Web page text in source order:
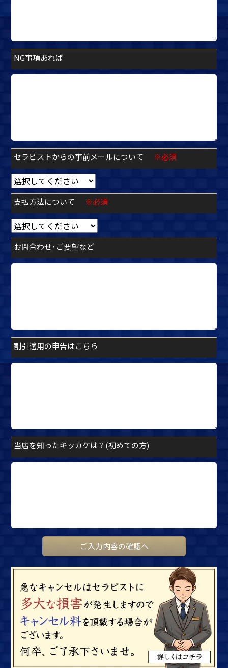
NG事項あれば
セラピストからの事前メールについて ※必須
支払方法について ※必須
お問合わせ･ご要望など
割引適用の申告はこちら
当店を知ったキッカケは？(初めての方)